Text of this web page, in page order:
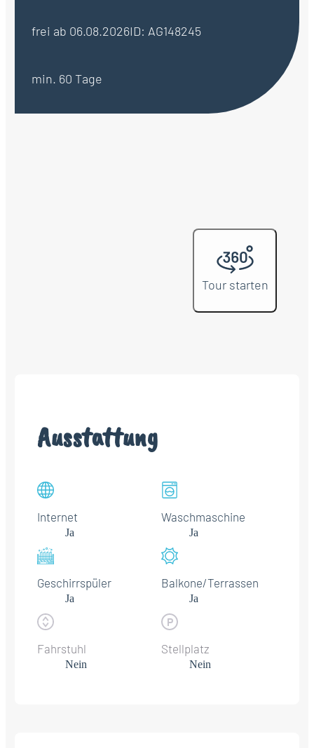
frei ab 06.08.2026ID: AG148245
min. 60 Tage
Tour starten
Ausstattung
Internet
Ja
Waschmaschine
Ja
Geschirrspüler
Ja
Balkone/Terrassen
Ja
Fahrstuhl
Nein
Stellplatz
Nein